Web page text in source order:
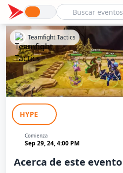
Tournoi TFT
Teamfight Tactics
HYPE
Comienza
Sep 29, 24, 4:00 PM
Acerca de este evento